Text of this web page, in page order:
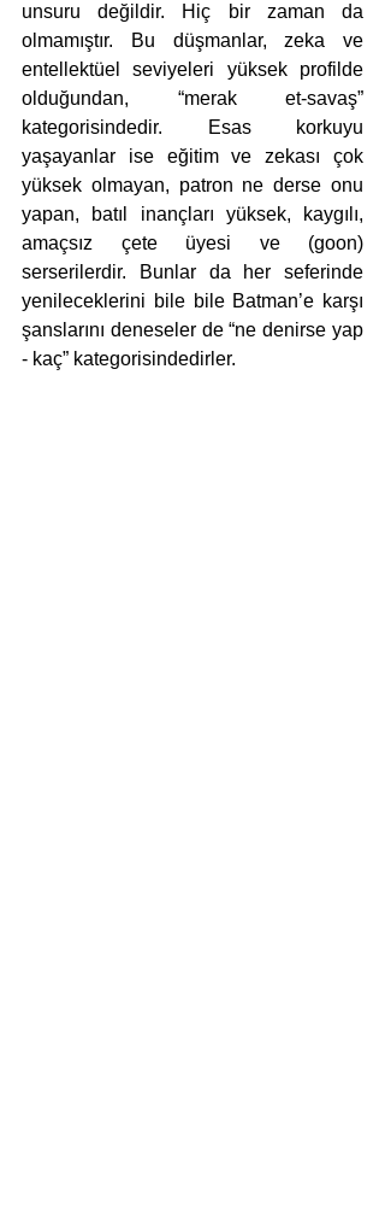
unsuru değildir. Hiç bir zaman da
olmamıştır. Bu düşmanlar, zeka ve
entellektüel seviyeleri yüksek profilde
olduğundan, “merak et-savaş”
kategorisindedir. Esas korkuyu
yaşayanlar ise eğitim ve zekası çok
yüksek olmayan, patron ne derse onu
yapan, batıl inançları yüksek, kaygılı,
amaçsız çete üyesi ve (goon)
serserilerdir. Bunlar da her seferinde
yenileceklerini bile bile Batman’e karşı
şanslarını deneseler de “ne denirse yap
- kaç” kategorisindedirler.